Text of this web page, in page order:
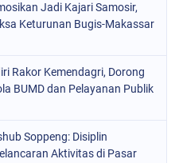
(1979)
Jadi Kajari Samosir,
Keturunan Bugis-Makassar
Rakor Kemendagri, Dorong
BUMD dan Pelayanan Publik
Soppeng: Disiplin
Aktivitas di Pasar